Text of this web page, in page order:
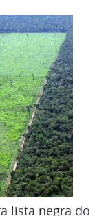
lista negra do